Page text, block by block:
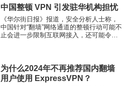
影、电视节目资源，包...
中国整顿 VPN 引发驻华机构担忧
《华尔街日报》报道，安全分析人士称，
中国针对“翻墙”网络通道的整顿行动可能不
止会进一步限制互联网接入，还可能令外
准的 VPN...
为什么2024年不再推荐国内翻墙
用户使用 ExpressVPN？